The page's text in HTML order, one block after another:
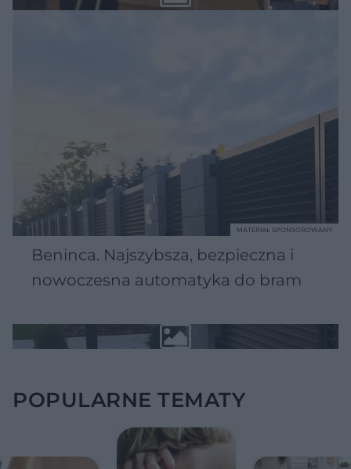
Beninca. Najszybsza, bezpieczna i
nowoczesna automatyka do bram
MATERIAŁ SPONSOROWANY
POPULARNE TEMATY